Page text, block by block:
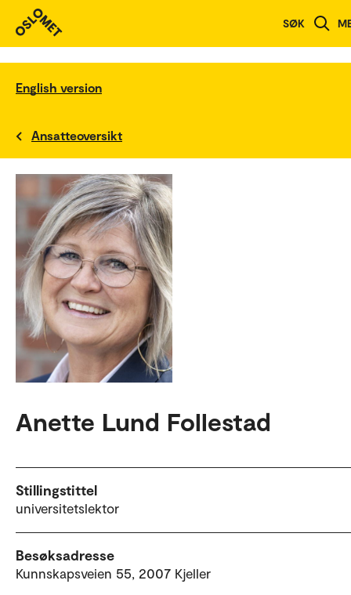
SØK
English version
Ansatteoversikt
Anette Lund Follestad
Stillingstittel
universitetslektor
Besøksadresse
Kunnskapsveien 55, 2007 Kjeller